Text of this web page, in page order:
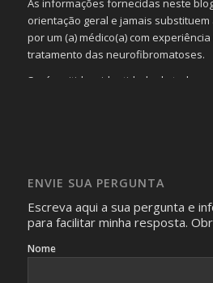
As informações fornecidas neste
orientação geral e jamais
por um (a) médico(a) com
tratamento das neurofibromatoses.
Será omitida a identidade de todas
identificação da pessoa fotografada.
ENVIE SUA PERGUNTA
Escreva aqui a sua pergunta e
para facilitar minha resposta.
Nome